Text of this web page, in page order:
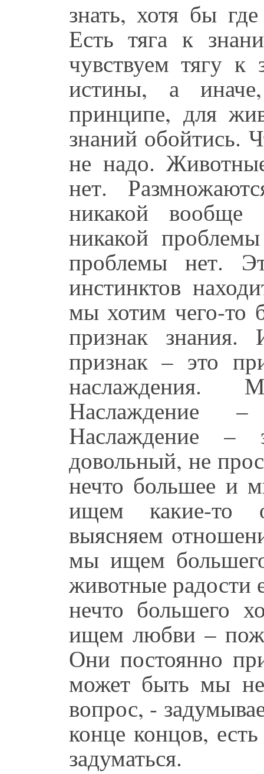
знать, хотя бы
Есть тяга к
чувствуем тягу
истины, а
принципе, для
знаний обойтись.
не надо.
нет.
никакой
никакой
проблемы нет.
инстинктов
мы хотим чего-то
признак
признак – это
наслаждения.
Наслаждение
Наслаждение
довольный, не
нечто большее и
ищем какие-то
выясняем
мы ищем
животные радости
нечто большего
ищем любви –
Они постоянно
может быть мы не
вопрос, -
конце концов,
задуматься.